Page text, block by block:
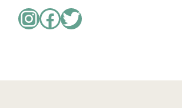
Twitter